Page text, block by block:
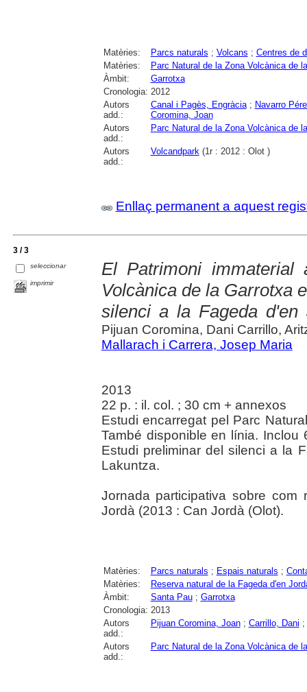
Matèries: Parcs naturals ; Volcans ; Centres de
Matèries:
Parc Natural de la Zona Volcànica de
Àmbit:
Garrotxa
Cronologia: 2012
Autors
add.:
Canal i Pagès, Engràcia; Navarro
Coromina, Joan
Autors
add.:
Parc Natural de la Zona Volcànica de
Autors
add.:
Volcandpark(1r : 2012 : Olot )
Enllaç permanent a aquest
3 / 3
seleccionar
imprimir
El Patrimoni
Volcànica de la Garrotxa
silenci a la Fageda d'en
Pijuan Coromina, Dani Carrillo,
Mallarach i Carrera, Josep Maria
2013
22 p. : il. col. ; 30 cm + annexos
Estudi encarregat pel Parc
També disponible en línia.
Estudi preliminar del silenci a la
Lakuntza.
Jornada participativa sobre
Jordà (2013 : Can Jordà (Olot).
Matèries: Parcs naturals ; Espais naturals ;
Matèries:
Reserva natural de la Fageda d'en
Àmbit:
Santa Pau; Garrotxa
Cronologia: 2013
Autors
add.:
Pijuan Coromina, Joan; Carrillo, Dani ;
Autors
add.:
Parc Natural de la Zona Volcànica de